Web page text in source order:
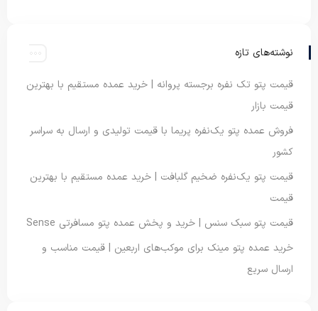
نوشته‌های تازه
قیمت پتو تک نفره برجسته پروانه | خرید عمده مستقیم با بهترین
قیمت بازار
فروش عمده پتو یک‌نفره پریما با قیمت تولیدی و ارسال به سراسر
کشور
قیمت پتو یک‌نفره ضخیم گلبافت | خرید عمده مستقیم با بهترین
قیمت
قیمت پتو سبک سنس | خرید و پخش عمده پتو مسافرتی Sense
خرید عمده پتو مینک برای موکب‌های اربعین | قیمت مناسب و
ارسال سریع